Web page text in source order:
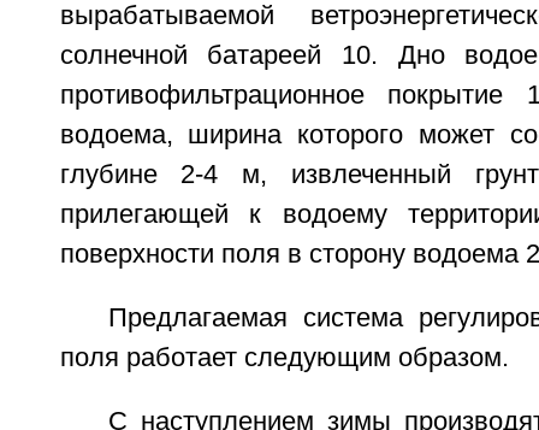
вырабатываемой
солнечной батареей 10. Дно
противофильтрационное покрытие
водоема, ширина которого может
глубине 2-4 м, извлеченный
прилегающей к водоему
поверхности поля в сторону водоема
Предлагаемая система
поля работает следующим образом.
С наступлением зимы